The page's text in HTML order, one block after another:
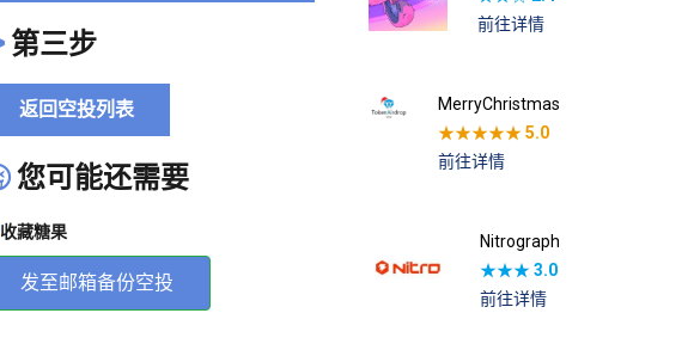
第三步
返回空投列表
您可能还需要
收藏糖果
发至邮箱备份空投
前往详情
MerryChristmas
★★★★★5.0
前往详情
Nitrograph
★★★3.0
前往详情